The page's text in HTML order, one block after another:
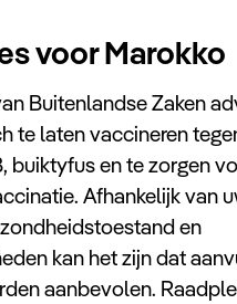
voor Marokko
Buitenlandse Zaken
te laten vaccineren
buiktyfus en te zorgen
Afhankelijk van
en
kan het zijn dat
aanbevolen.